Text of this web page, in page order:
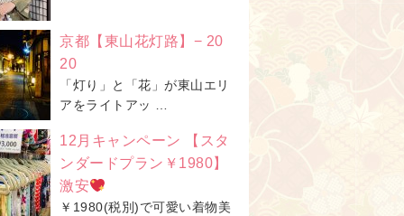
京都【東山花灯路】− 20
20
「灯り」と「花」が東山エリ
アをライトアッ …
12月キャンペーン 【スタ
ンダードプラン￥1980】
激安
￥1980(税別)で可愛い着物美